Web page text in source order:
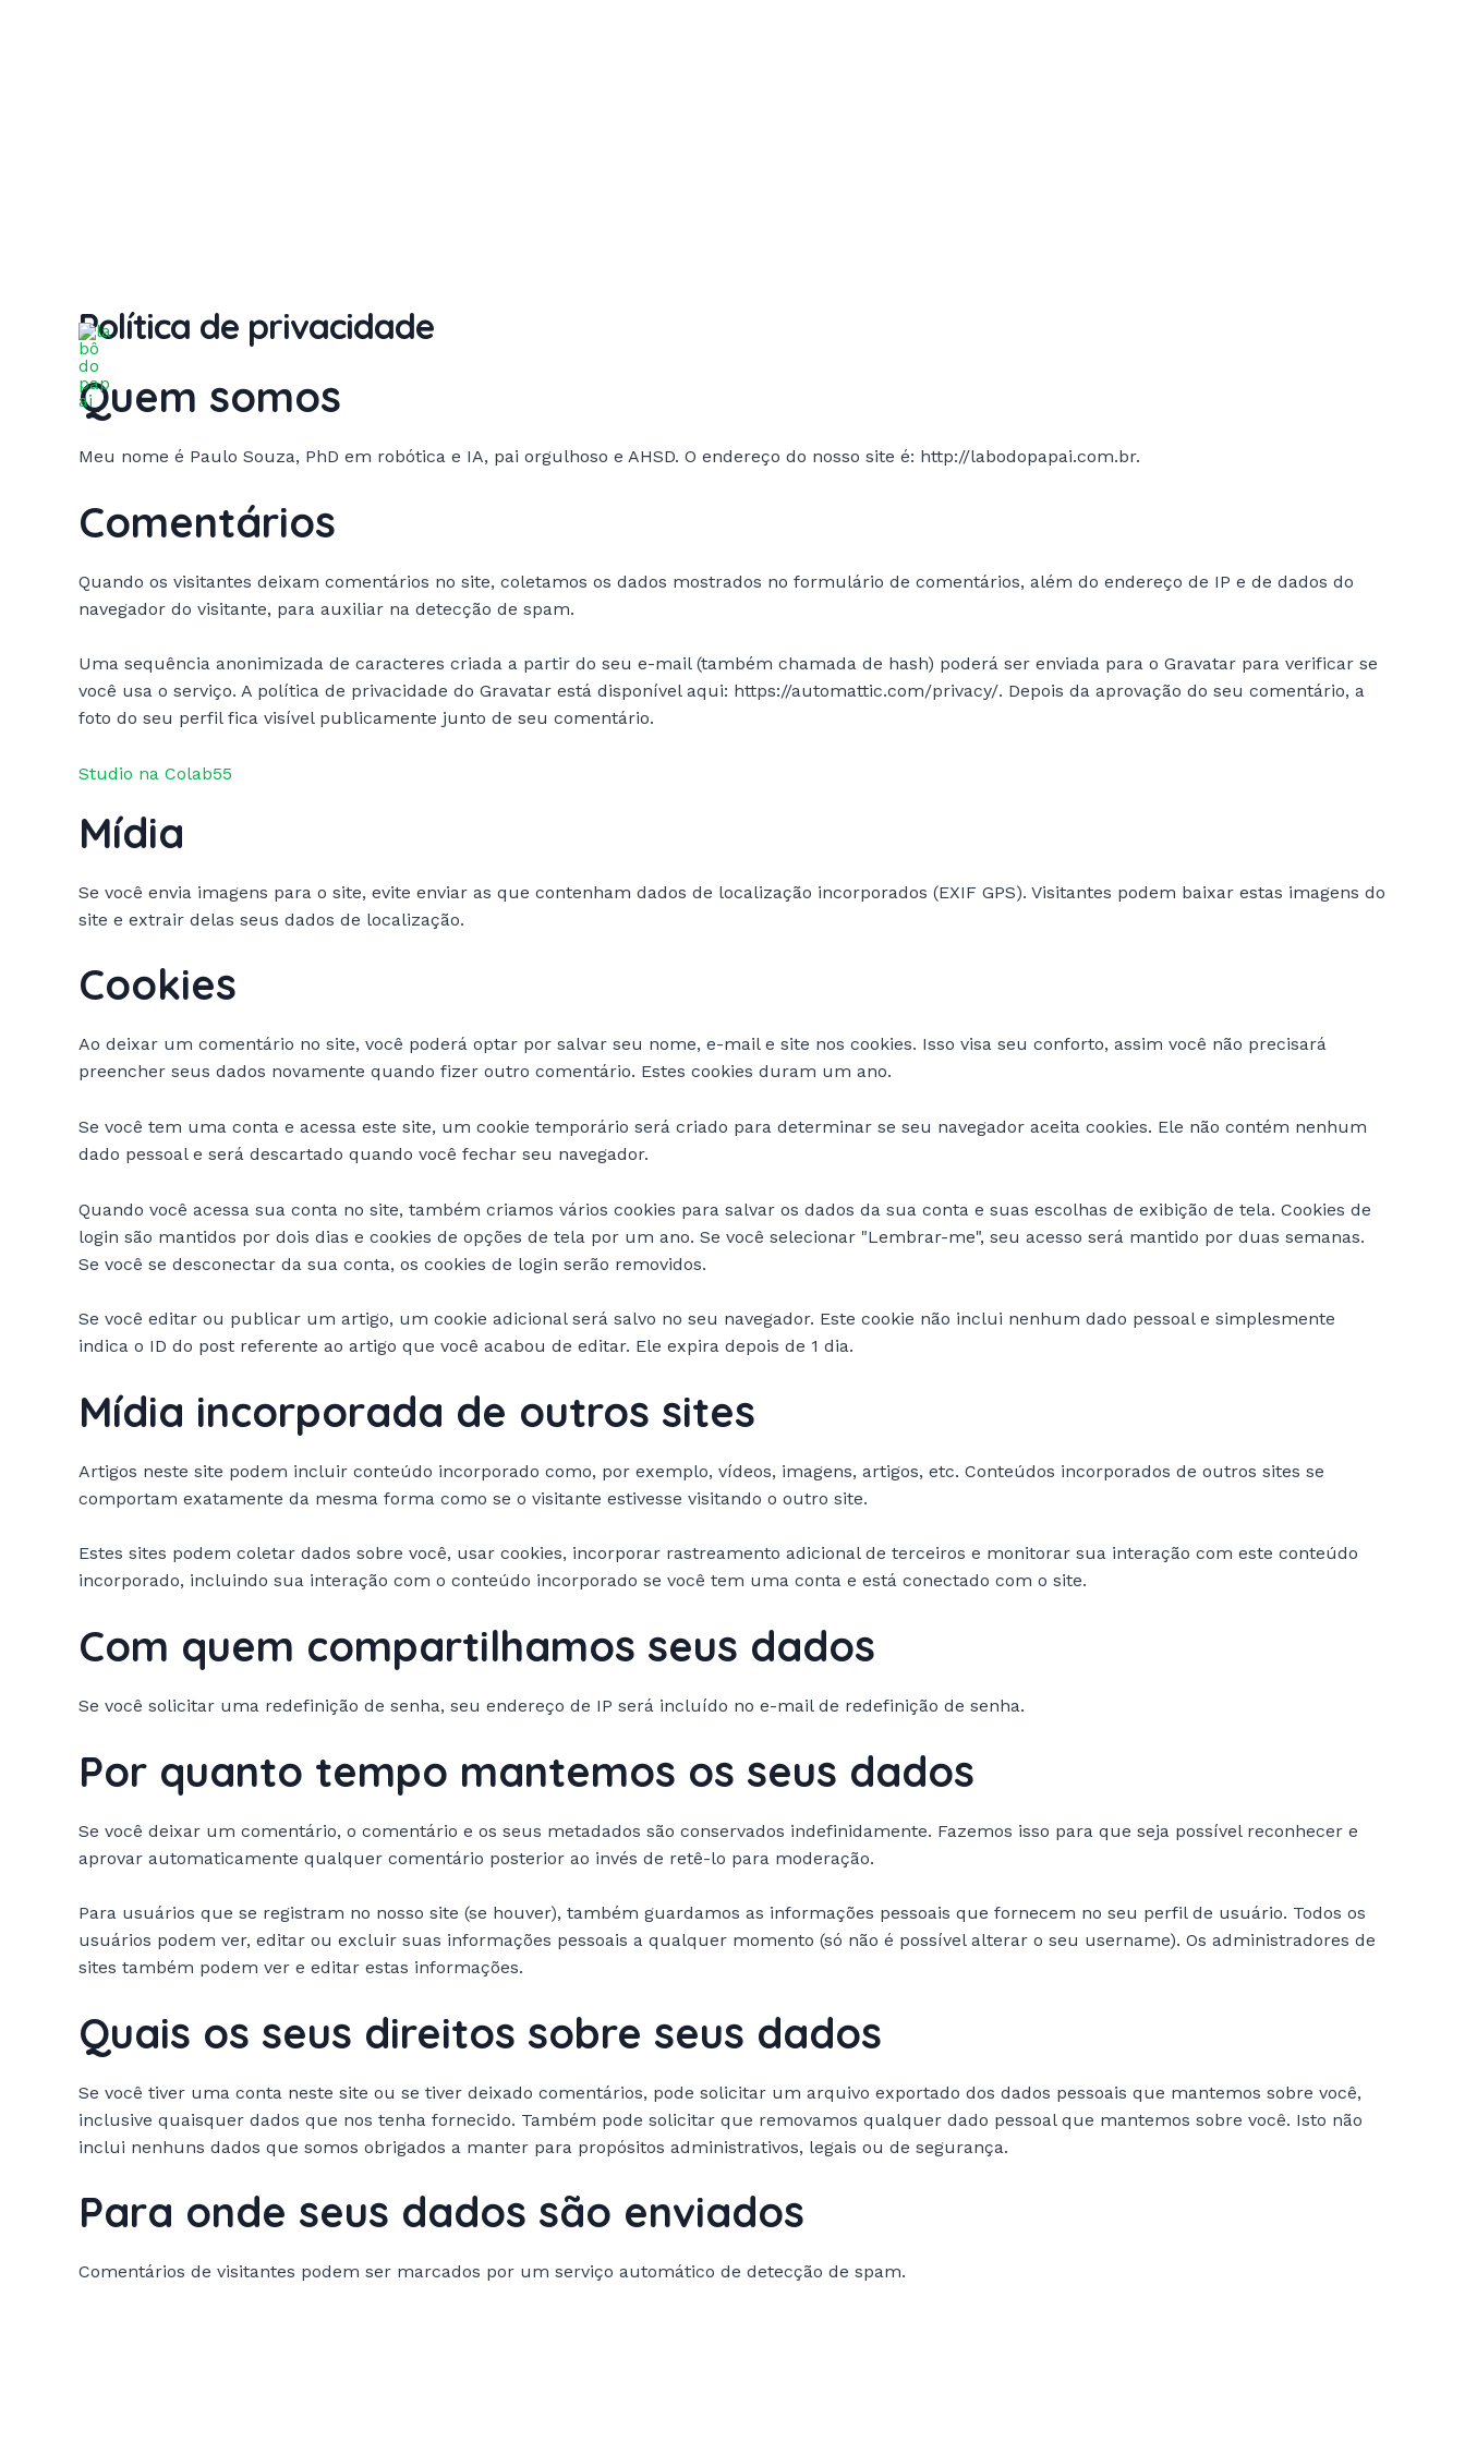
Política de privacidade
Quem somos
Meu nome é Paulo Souza, PhD em robótica e IA, pai orgulhoso e AHSD. O endereço do nosso site é: http://labodopapai.com.br.
Comentários
Quando os visitantes deixam comentários no site, coletamos os dados mostrados no formulário de comentários, além do endereço de IP e de dados do
navegador do visitante, para auxiliar na detecção de spam.
Uma sequência anonimizada de caracteres criada a partir do seu e-mail (também chamada de hash) poderá ser enviada para o Gravatar para verificar se
você usa o serviço. A política de privacidade do Gravatar está disponível aqui: https://automattic.com/privacy/. Depois da aprovação do seu comentário, a
foto do seu perfil fica visível publicamente junto de seu comentário.
Studio na Colab55
Mídia
Se você envia imagens para o site, evite enviar as que contenham dados de localização incorporados (EXIF GPS). Visitantes podem baixar estas imagens do
site e extrair delas seus dados de localização.
Cookies
Ao deixar um comentário no site, você poderá optar por salvar seu nome, e-mail e site nos cookies. Isso visa seu conforto, assim você não precisará
preencher seus dados novamente quando fizer outro comentário. Estes cookies duram um ano.
Se você tem uma conta e acessa este site, um cookie temporário será criado para determinar se seu navegador aceita cookies. Ele não contém nenhum
dado pessoal e será descartado quando você fechar seu navegador.
Quando você acessa sua conta no site, também criamos vários cookies para salvar os dados da sua conta e suas escolhas de exibição de tela. Cookies de
login são mantidos por dois dias e cookies de opções de tela por um ano. Se você selecionar "Lembrar-me", seu acesso será mantido por duas semanas.
Se você se desconectar da sua conta, os cookies de login serão removidos.
Se você editar ou publicar um artigo, um cookie adicional será salvo no seu navegador. Este cookie não inclui nenhum dado pessoal e simplesmente
indica o ID do post referente ao artigo que você acabou de editar. Ele expira depois de 1 dia.
Mídia incorporada de outros sites
Artigos neste site podem incluir conteúdo incorporado como, por exemplo, vídeos, imagens, artigos, etc. Conteúdos incorporados de outros sites se
comportam exatamente da mesma forma como se o visitante estivesse visitando o outro site.
Estes sites podem coletar dados sobre você, usar cookies, incorporar rastreamento adicional de terceiros e monitorar sua interação com este conteúdo
incorporado, incluindo sua interação com o conteúdo incorporado se você tem uma conta e está conectado com o site.
Com quem compartilhamos seus dados
Se você solicitar uma redefinição de senha, seu endereço de IP será incluído no e-mail de redefinição de senha.
Por quanto tempo mantemos os seus dados
Se você deixar um comentário, o comentário e os seus metadados são conservados indefinidamente. Fazemos isso para que seja possível reconhecer e
aprovar automaticamente qualquer comentário posterior ao invés de retê-lo para moderação.
Para usuários que se registram no nosso site (se houver), também guardamos as informações pessoais que fornecem no seu perfil de usuário. Todos os
usuários podem ver, editar ou excluir suas informações pessoais a qualquer momento (só não é possível alterar o seu username). Os administradores de
sites também podem ver e editar estas informações.
Quais os seus direitos sobre seus dados
Se você tiver uma conta neste site ou se tiver deixado comentários, pode solicitar um arquivo exportado dos dados pessoais que mantemos sobre você,
inclusive quaisquer dados que nos tenha fornecido. Também pode solicitar que removamos qualquer dado pessoal que mantemos sobre você. Isto não
inclui nenhuns dados que somos obrigados a manter para propósitos administrativos, legais ou de segurança.
Para onde seus dados são enviados
Comentários de visitantes podem ser marcados por um serviço automático de detecção de spam.